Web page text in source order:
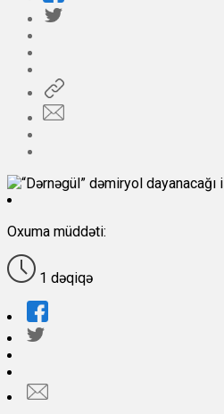
Oxuma müddəti:
1 dəqiqə